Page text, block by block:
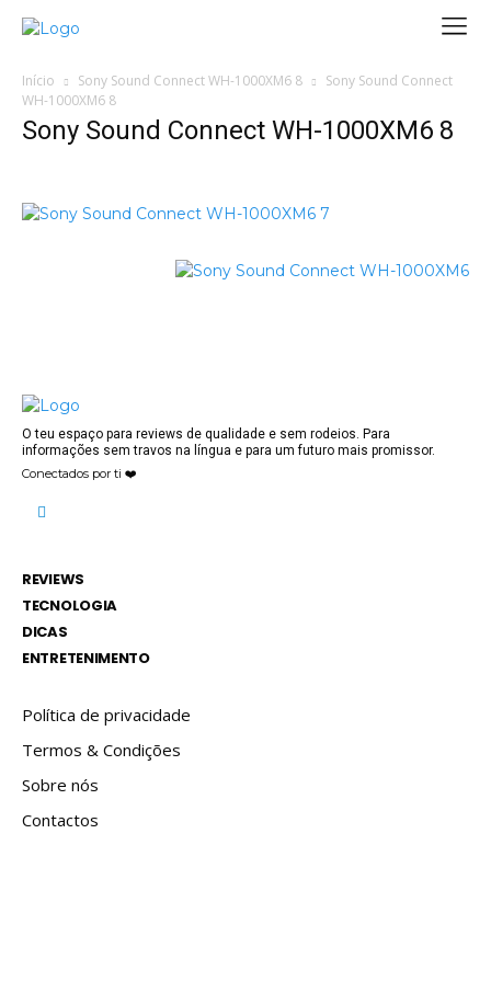
Início Sony Sound Connect WH-1000XM6 8
Sony Sound Connect
WH-1000XM6 8
Sony Sound Connect WH-1000XM6 8
O teu espaço para reviews de qualidade e sem rodeios. Para
informações sem travos na língua e para um futuro mais promissor.
Conectados por ti ❤️
REVIEWS
TECNOLOGIA
DICAS
ENTRETENIMENTO
Política de privacidade
Termos & Condições
Sobre nós
Contactos